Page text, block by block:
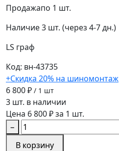
Продажапо 1 шт.
Наличие3 шт. (через 4-7 дн.)
LS граф
Код: вн-43735
+Скидка 20% на шиномонтаж
6 800 ₽ / 1 шт
3 шт. в наличии
Цена 6 800 ₽ за 1 шт.
−
В корзину